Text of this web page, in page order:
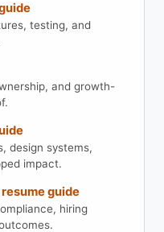
testing, and
and growth-
design systems,
impact.
guide
hiring